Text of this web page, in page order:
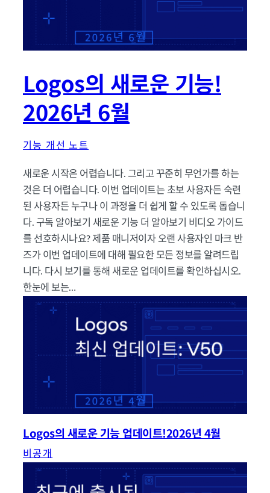
Logos의 새로운 기능!
2026년 6월
기능 개선 노트
새로운 시작은 어렵습니다. 그리고 꾸준히 무언가를 하는
것은 더 어렵습니다. 이번 업데이트는 초보 사용자든 숙련
된 사용자든 누구나 이 과정을 더 쉽게 할 수 있도록 돕습니
다. 구독 알아보기 새로운 기능 더 알아보기 비디오 가이드
를 선호하시나요? 제품 매니저이자 오랜 사용자인 마크 반
즈가 이번 업데이트에 대해 필요한 모든 정보를 알려드립
니다. 다시 보기를 통해 새로운 업데이트를 확인하십시오.
한눈에 보는…
Logos의 새로운 기능 업데이트!2026년 4월
비공개